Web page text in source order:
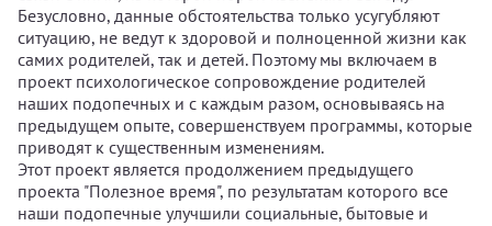
Безусловно, данные обстоятельства только усугубляют
ситуацию, не ведут к здоровой и полноценной жизни как
самих родителей, так и детей. Поэтому мы включаем в
проект психологическое сопровождение родителей
наших подопечных и с каждым разом, основываясь на
предыдущем опыте, совершенствуем программы, которые
приводят к существенным изменениям.
Этот проект является продолжением предыдущего
проекта "Полезное время", по результатам которого все
наши подопечные улучшили социальные, бытовые и